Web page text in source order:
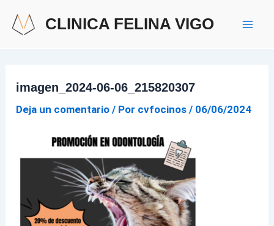
CLINICA FELINA VIGO
imagen_2024-06-06_215820307
Deja un comentario / Por cvfocinos/ 06/06/2024